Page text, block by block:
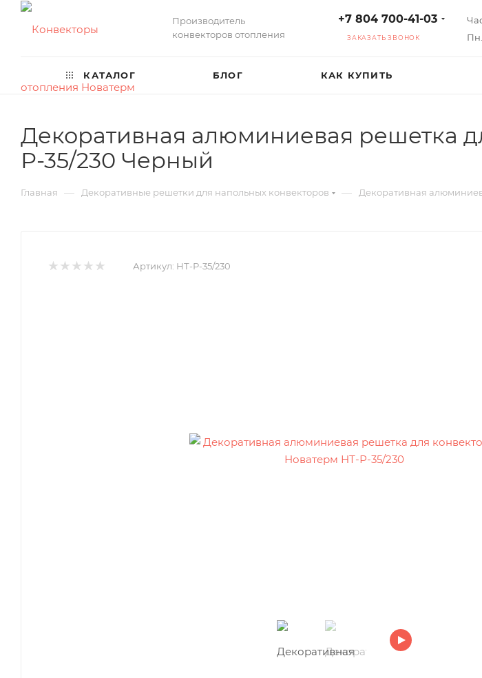
Производитель
конвекторов отопления
+7 804 700-41-03
ЗАКАЗАТЬ ЗВОНОК
КАТАЛОГ БЛОГ КАК КУПИТЬ
Декоративная алюминиевая решетка
Р-35/230 Черный
Главная — Декоративные решетки для напольных конвекторов — Декоративная
Артикул: НТ-Р-35/230